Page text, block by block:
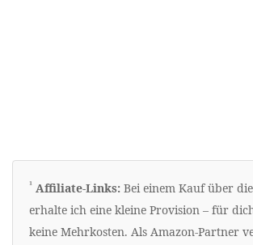
Erklärung zu
¹ Affiliate-Links: Bei einem Kauf über
erhalte ich eine kleine Provision – für
keine Mehrkosten. Als Amazon-Partner